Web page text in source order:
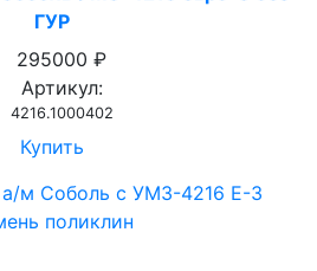
ГУР
295000 ₽
Артикул:
4216.1000402
Купить